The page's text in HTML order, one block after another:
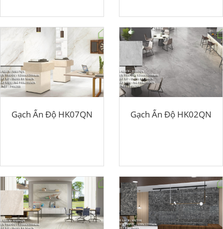
Gạch Ấn Độ HK07QN Gạch Ấn Độ HK02QN